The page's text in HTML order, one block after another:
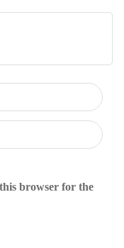
browser for the